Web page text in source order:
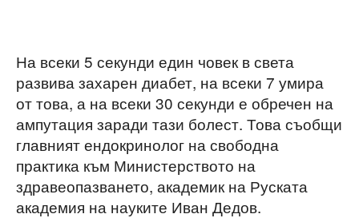
На всеки 5 секунди един човек в света
развива захарен диабет, на всеки 7 умира
от това, а на всеки 30 секунди е обречен на
ампутация заради тази болест. Това съобщи
главният ендокринолог на свободна
практика към Министерството на
здравеопазването, академик на Руската
академия на науките Иван Дедов.